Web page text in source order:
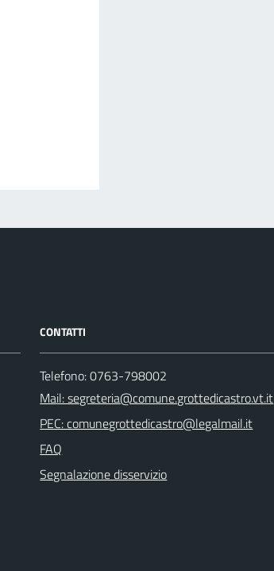
CONTATTI
Telefono: 0763-798002
Mail: segreteria@comune.grottedicastro.vt.it
PEC: comunegrottedicastro@legalmail.it
FAQ
Segnalazione disservizio